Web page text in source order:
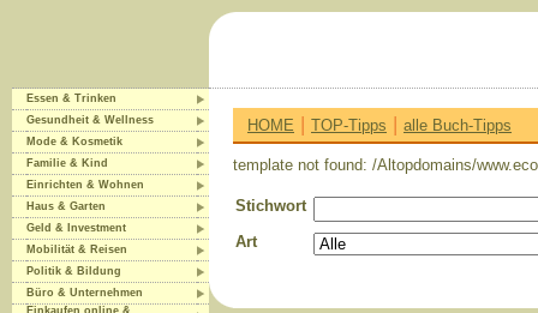
Essen & Trinken
Gesundheit & Wellness
Mode & Kosmetik
Familie & Kind
Einrichten & Wohnen
Haus & Garten
Geld & Investment
Mobilität & Reisen
Politik & Bildung
Büro & Unternehmen
Einkaufen online &
HOME | TOP-Tipps | alle Buch-Tipps
template not found: /Altopdomains/
Stichwort
Art